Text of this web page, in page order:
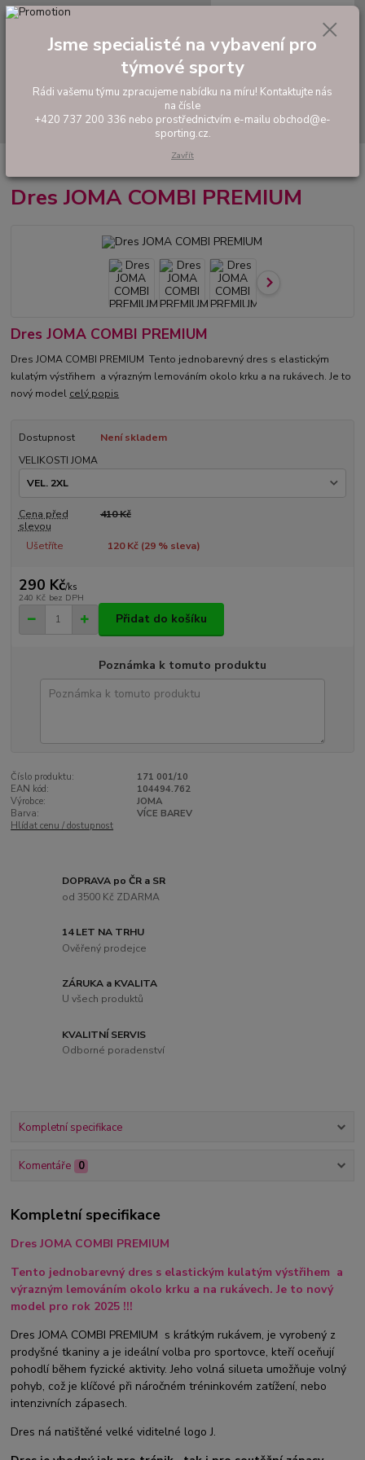
Hledat
tel: +420 737 200 336
0,00 Kč
Tréninkové oblečení
Dres JOMA COMBI PREMIUM
Dres JOMA COMBI PREMIUM
Dres JOMA COMBI PREMIUM Tento jednobarevný dres s elastickým
kulatým výstřihem a výrazným lemováním okolo krku a na rukávech. Je to
nový model celý popis
Dostupnost
Není skladem
VELIKOSTI JOMA
Cena před
slevou
410 Kč
Ušetříte 120 Kč (29% sleva)
290 Kč/ks
240 Kč bez DPH
Přidat do košíku
Poznámka k tomuto produktu
Číslo produktu:
171 001/10
EAN kód:
104494.762
Výrobce:
JOMA
Barva:
VÍCE BAREV
Hlídat cenu / dostupnost
DOPRAVA po ČR a SR
od 3500 Kč ZDARMA
14 LET NA TRHU
Ověřený prodejce
ZÁRUKA a KVALITA
U všech produktů
KVALITNÍ SERVIS
Odborné poradenství
Kompletní specifikace
Komentáře 0
Kompletní specifikace
Dres JOMA COMBI PREMIUM
Tento jednobarevný dres s elastickým kulatým výstřihem a
výrazným lemováním okolo krku a na rukávech. Je to nový
model pro rok 2025 !!!
Dres JOMA COMBI PREMIUM s krátkým rukávem, je vyrobený z
prodyšné tkaniny a je ideální volba pro sportovce, kteří oceňují
pohodlí během fyzické aktivity. Jeho volná silueta umožňuje volný
pohyb, což je klíčové při náročném tréninkovém zatížení, nebo
intenzivních zápasech.
Dres ná natištěné velké viditelné logo J.
Jsme specialisté na vybavení pro
týmové sporty
Rádi vašemu týmu zpracujeme nabídku na míru! Kontaktujte nás
na čísle
+420 737 200 336 nebo prostřednictvím e-mailu obchod@e-
sporting.cz.
Zavřít